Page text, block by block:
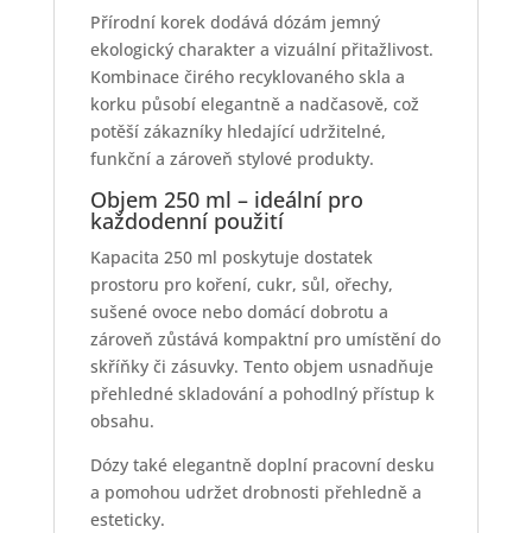
Přírodní korek dodává dózám jemný
ekologický charakter a vizuální přitažlivost.
Kombinace čirého recyklovaného skla a
korku působí elegantně a nadčasově, což
potěší zákazníky hledající udržitelné,
funkční a zároveň stylové produkty.
Objem 250 ml – ideální pro
každodenní použití
Kapacita 250 ml poskytuje dostatek
prostoru pro koření, cukr, sůl, ořechy,
sušené ovoce nebo domácí dobrotu a
zároveň zůstává kompaktní pro umístění do
skříňky či zásuvky. Tento objem usnadňuje
přehledné skladování a pohodlný přístup k
obsahu.
Dózy také elegantně doplní pracovní desku
a pomohou udržet drobnosti přehledně a
esteticky.